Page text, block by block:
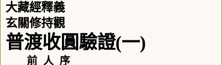
大藏經釋義
玄關修持觀
普渡收圓驗證(一)
前 人 序